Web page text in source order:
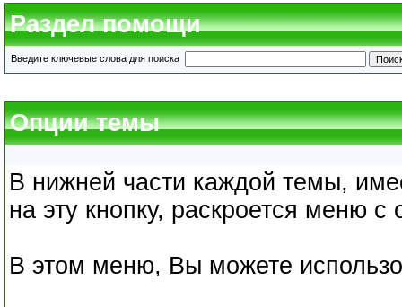
Раздел помощи
Введите ключевые слова для поиска
Опции темы
В нижней части каждой темы,
на эту кнопку, раскроется меню
В этом меню, Вы можете